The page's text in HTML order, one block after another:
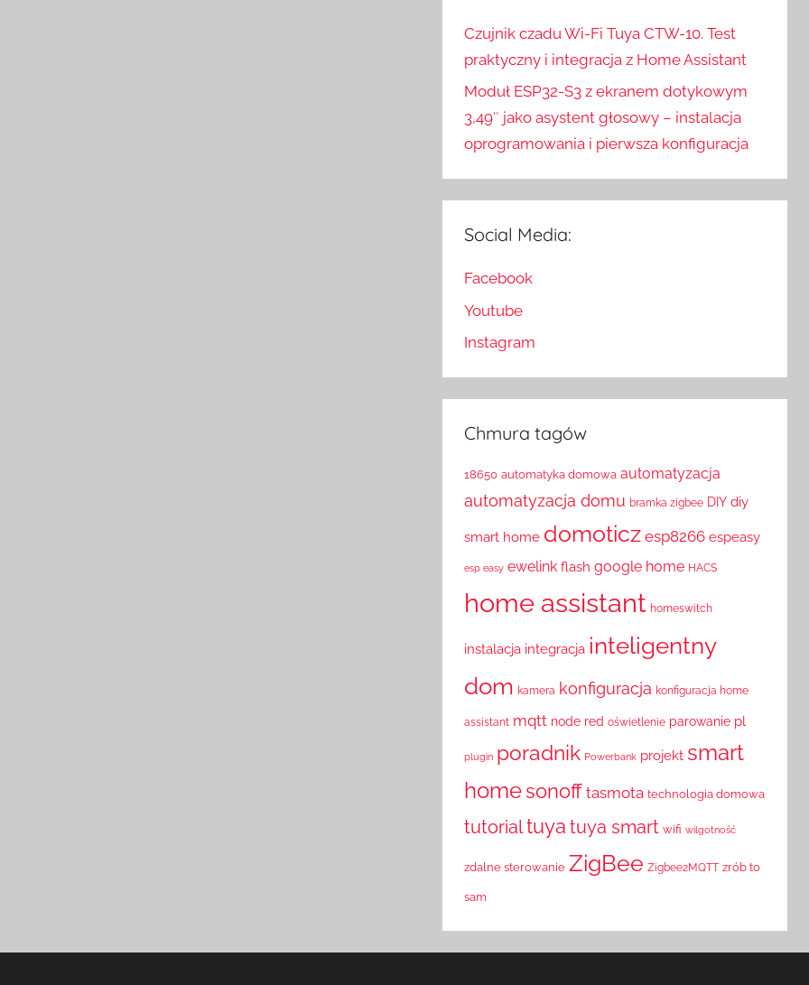
Czujnik czadu Wi-Fi Tuya CTW-10. Test
praktyczny i integracja z Home Assistant
Moduł ESP32-S3 z ekranem dotykowym
3,49″ jako asystent głosowy – instalacja
oprogramowania i pierwsza konfiguracja
Social Media:
Facebook
Youtube
Instagram
Chmura tagów
18650 automatyka domowa automatyzacja
automatyzacja domu bramka zigbee DIY diy
smart home domoticz esp8266 espeasy
esp easy ewelink flash google home HACS
home assistant homeswitch
instalacja integracja inteligentny
dom kamera konfiguracja konfiguracja home
assistant mqtt node red oświetlenie parowanie pl
plugin poradnik Powerbank projekt smart
home sonoff tasmota technologia domowa
tutorialtuya tuya smart wifi wilgotność
zdalne sterowanie ZigBee Zigbee2MQTT zrób to
sam